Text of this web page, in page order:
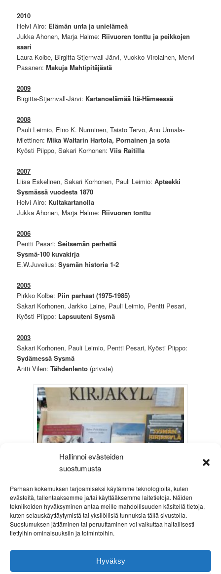
Hallinnoi evästeiden
suostumusta
Parhaan kokemuksen tarjoamiseksi käytämme teknologioita, kuten
evästeitä, tallentaaksemme ja/tai käyttääksemme laitetietoja. Näiden
tekniikoiden hyväksyminen antaa meille mahdollisuuden käsitellä tietoja,
kuten selauskäyttäytymistä tai yksilöllisiä tunnuksia tällä sivustolla.
Suostumuksen jättäminen tai peruuttaminen voi vaikuttaa haitallisesti
tiettyihin ominaisuuksiin ja toimintoihin.
Hyväksy
2010
Helvi Airo: Elämän unta ja unielämeä
Jukka Ahonen, Marja Halme: Riivuoren tonttu ja peikkojen
saari
Laura Kolbe, Birgitta Stjernvall-Järvi, Vuokko Virolainen, Mervi
Pasanen:Makuja Mahtipitäjästä
2009
Birgitta-Stjernvall-Järvi: Kartanoelämää Itä-Hämeessä
2008
Pauli Leimio, Eino K. Nurminen, Taisto Tervo, Anu Urmala-
Miettinen:Mika Waltarin Hartola, Pornainen ja sota
Kyösti Piippo, Sakari Korhonen:Viis Raitilla
2007
Liisa Eskelinen, Sakari Korhonen, Pauli Leimio:Apteekki
Sysmässä vuodesta 1870
Helvi Airo: Kultakartanolla
Jukka Ahonen, Marja Halme: Riivuoren tonttu
2006
Pentti Pesari:Seitsemän perhettä
Sysmä-100 kuvakirja
E.W.Juvelius:Sysmän historia 1-2
2005
Pirkko Kolbe: Piin parhaat (1975-1985)
Sakari Korhonen, Jarkko Laine, Pauli Leimio, Pentti Pesari,
Kyösti Piippo: Lapsuuteni Sysmä
2003
Sakari Korhonen, Pauli Leimio, Pentti Pesari, Kyösti Piippo:
Sydämessä Sysmä
Antti Vilen:Tähdenlento (private)